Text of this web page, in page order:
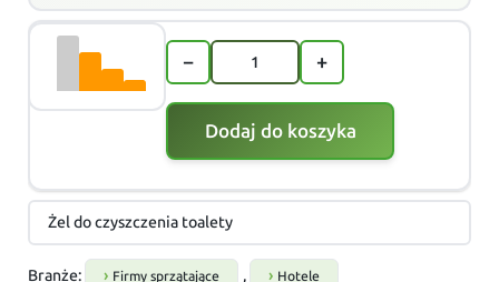
− +
Dodaj do koszyka
Żel do czyszczenia toalety
Branże: Firmy sprzątające , Hotele